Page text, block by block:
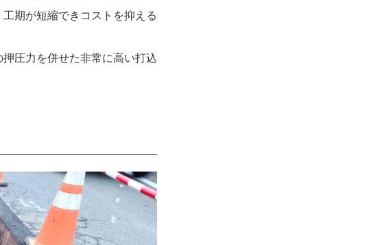
期が短縮できコストを抑える
圧力を併せた非常に高い打込